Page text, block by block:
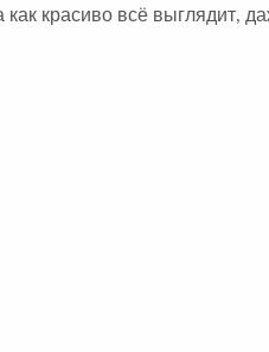
красиво всё выглядит,